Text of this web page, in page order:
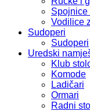
Spojnice
Vodilice
Sudoperi
Sudoperi
Uredski
Klub
Komode
Ladičari
Ormari
Radni